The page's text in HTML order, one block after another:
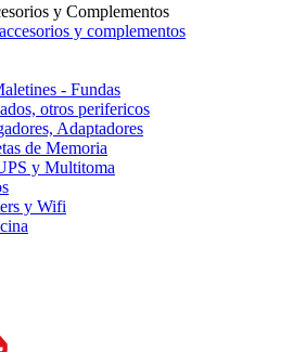
y Complementos
y complementos
- Fundas
otros perifericos
Adaptadores
de Memoria
y Multitoma
y Wifi